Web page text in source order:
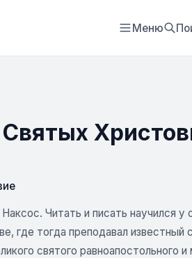
Меню
Читать и писать научился у
где тогда преподавал
святого равноапостольного